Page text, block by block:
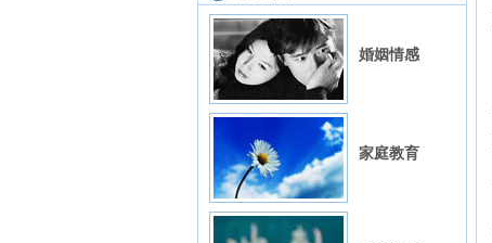
婚姻情感
家庭教育